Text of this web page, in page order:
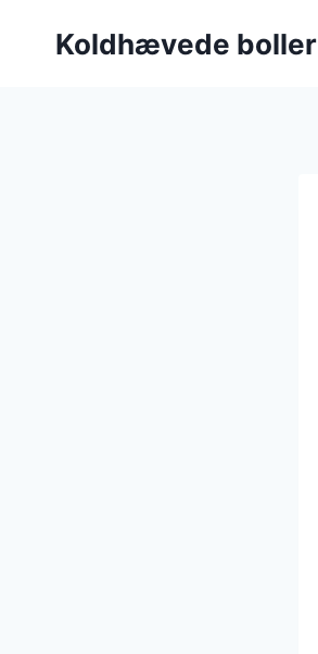
Koldhævede boller